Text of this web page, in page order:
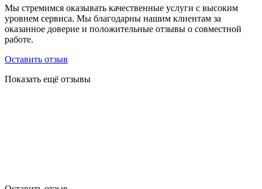
Мы стремимся оказывать качественные услуги с высоким
уровнем сервиса. Мы благодарны нашим клиентам за
оказанное доверие и положительные отзывы о совместной
работе.
Оставить отзыв
Показать ещё отзывы